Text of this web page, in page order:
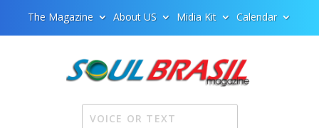
The Magazine About US Midia Kit Calendar